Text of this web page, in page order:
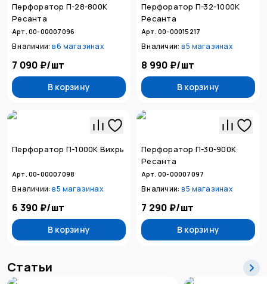
Перфоратор П-28-800К
Ресанта
Арт. 00-00007096
В наличии: в6 магазинах
7 090 ₽/шт
В корзину
Перфоратор П-32-1000К
Ресанта
Арт. 00-00015217
В наличии: в5 магазинах
8 990 ₽/шт
В корзину
Перфоратор П-1000К Вихрь
Арт. 00-00007098
В наличии: в5 магазинах
6 390 ₽/шт
В корзину
Перфоратор П-30-900К
Ресанта
Арт. 00-00007097
В наличии: в5 магазинах
7 290 ₽/шт
В корзину
Статьи